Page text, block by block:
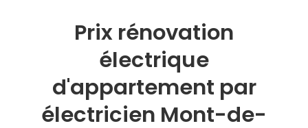
Prix rénovation
électrique
d'appartement par
électricien Mont-de-